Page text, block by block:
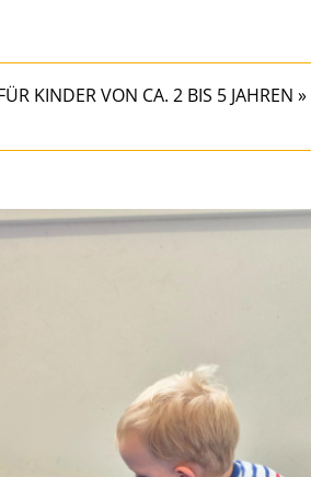
KINDER VON CA. 2 BIS 5 JAHREN »